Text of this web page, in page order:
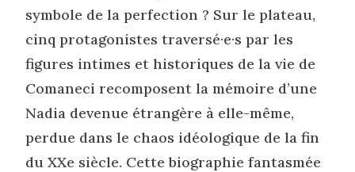
symbole de la perfection ? Sur le plateau,
cinq protagonistes traversé·e·s par les
figures intimes et historiques de la vie de
Comaneci recomposent la mémoire d’une
Nadia devenue étrangère à elle-même,
perdue dans le chaos idéologique de la fin
du XXe siècle. Cette biographie fantasmée